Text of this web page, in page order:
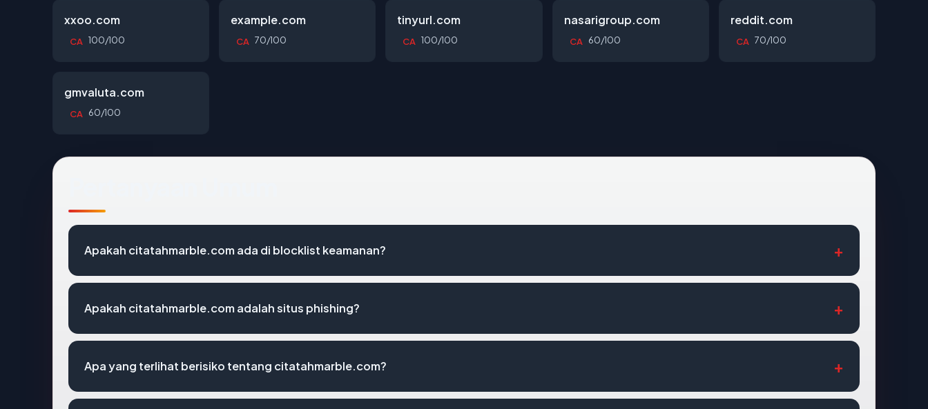
xxoo.com
CA 100/100
example.com
CA 70/100
tinyurl.com
CA 100/100
nasarigroup.com
CA 60/100
reddit.com
CA 70/100
gmvaluta.com
CA 60/100
Apakah citatahmarble.com ada di blocklist keamanan?
Apakah citatahmarble.com adalah situs phishing?
Apa yang terlihat berisiko tentang citatahmarble.com?